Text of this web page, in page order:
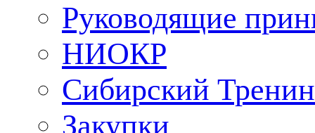
Руководящие
НИОКР
Сибирский
Закупки